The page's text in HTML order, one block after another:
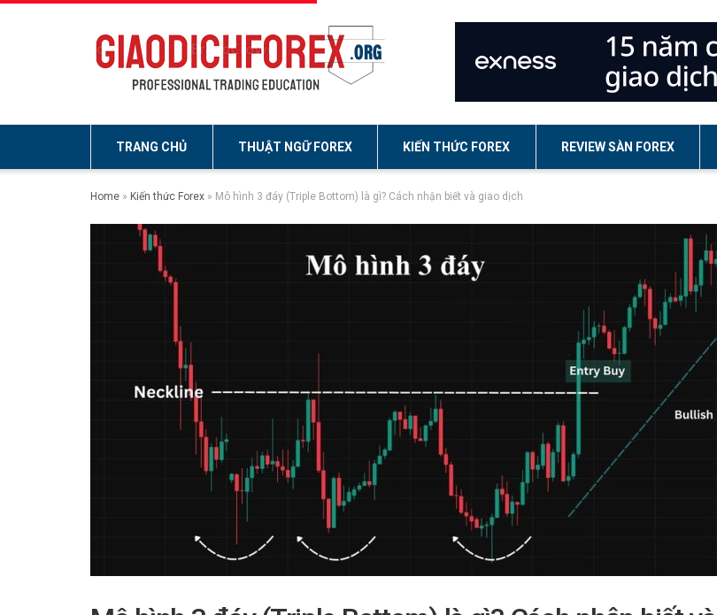
TRANG CHỦ THUẬT NGỮ FOREX KIẾN THỨC FOREX REVIEW SÀN FOREX
Home » Kiến thức Forex » Mô hình 3 đáy (Triple Bottom) là gì? Cách nhận biết và giao dịch